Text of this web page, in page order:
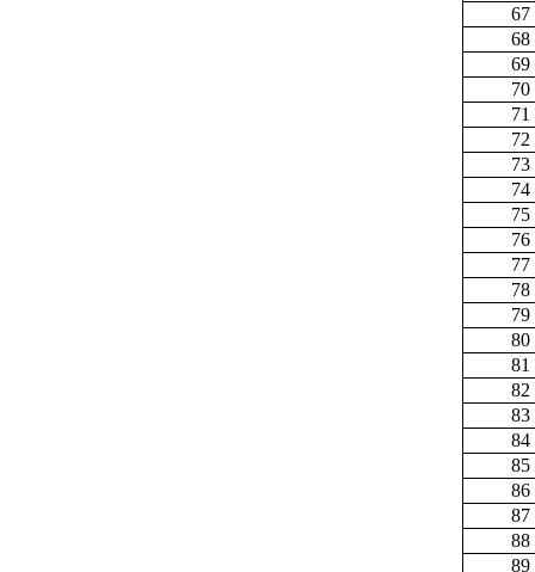
67
68
69
70
71
72
73
74
75
76
77
78
79
80
81
82
83
84
85
86
87
88
89